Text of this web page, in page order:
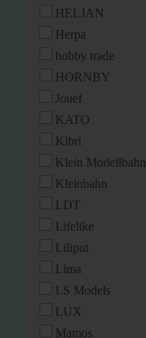
HELJAN
Herpa
hobby trade
HORNBY
Jouef
KATO
Kibri
Klein Modellbahn
Kleinbahn
LDT
Lifelike
Liliput
Lima
LS Models
LUX
Mamos